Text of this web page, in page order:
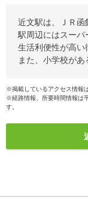
近文駅は、ＪＲ函
駅周辺にはスーパ
生活利便性が高い
また、小学校があ
※掲載しているアクセス情報
※経路情報、所要時間情報は
す。